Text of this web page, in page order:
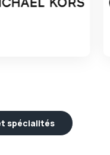
spécialités